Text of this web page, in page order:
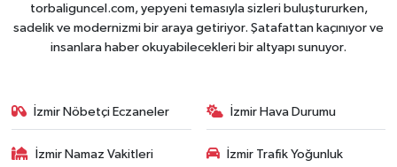
torbaliguncel.com, yepyeni temasıyla sizleri buluştururken,
sadelik ve modernizmi bir araya getiriyor. Şatafattan kaçınıyor ve
insanlara haber okuyabilecekleri bir altyapı sunuyor.
İzmir Nöbetçi Eczaneler İzmir Hava Durumu
İzmir Namaz Vakitleri
İzmir Trafik Yoğunluk